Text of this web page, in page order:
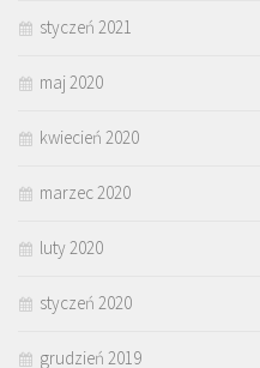
styczeń 2021
maj 2020
kwiecień 2020
marzec 2020
luty 2020
styczeń 2020
grudzień 2019